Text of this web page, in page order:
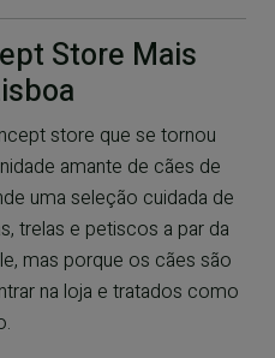
Store Mais
store que se tornou
amante de cães de
uma seleção cuidada de
trelas e petiscos a par da
mas porque os cães são
na loja e tratados como